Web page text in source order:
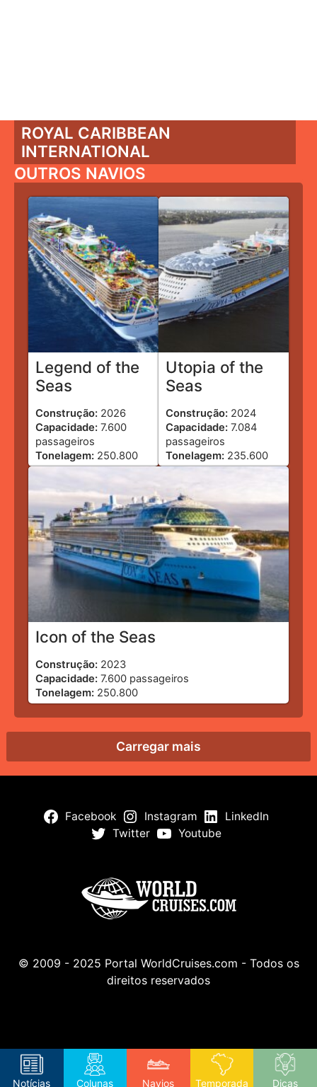
ROYAL CARIBBEAN
INTERNATIONAL
OUTROS NAVIOS
Legend of the
Seas
Construção: 2026
Capacidade: 7.600
passageiros
Tonelagem: 250.800
Utopia of the
Seas
Construção: 2024
Capacidade: 7.084
passageiros
Tonelagem: 235.600
Icon of the Seas
Construção: 2023
Capacidade: 7.600 passageiros
Tonelagem: 250.800
Carregar mais
Facebook Instagram
LinkedIn
Twitter
Youtube
© 2009 - 2025 Portal WorldCruises.com - Todos os
direitos reservados
Notícias Colunas Navios Temporada Dicas